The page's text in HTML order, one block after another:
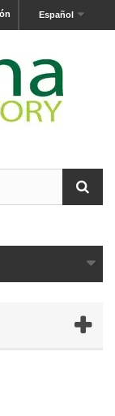
Español